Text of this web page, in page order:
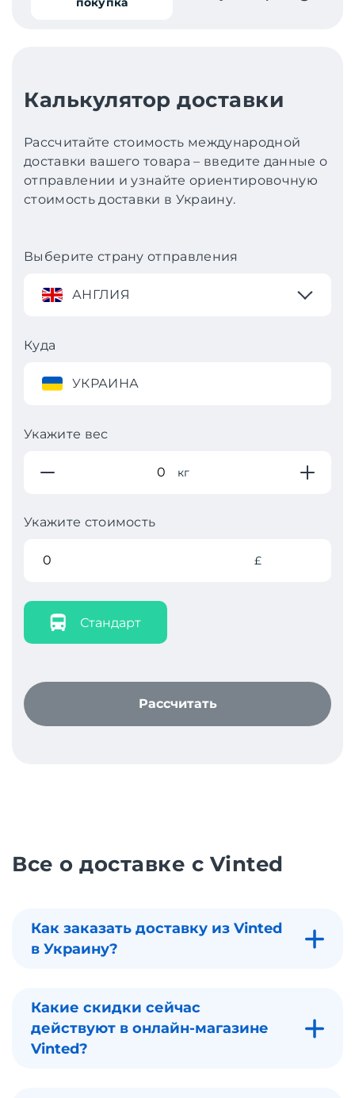
Калькулятор доставки
Рассчитайте стоимость международной
доставки вашего товара – введите данные о
отправлении и узнайте ориентировочную
стоимость доставки в Украину.
Выберите страну отправления
АНГЛИЯ
Куда
УКРАИНА
Укажите вес
кг
Укажите стоимость
£
Стандарт
Рассчитать
Все о доставке с Vinted
Как заказать доставку из Vinted
в Украину?
Какие скидки сейчас
действуют в онлайн-магазине
Vinted?